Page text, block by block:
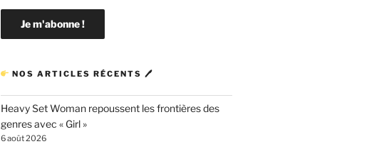
NOS ARTICLES RÉCENTS 🖊
Heavy Set Woman repoussent les frontières des
genres avec « Girl »
6 août 2026